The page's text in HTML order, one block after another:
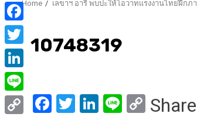
Home เลขาฯ อารี พบปะให้โอวาทแรงงานไทยฝึก
10748319
Facebook
Twitter
LinkedIn
LineCopy
Share
Facebook
Twitter
LinkedIn
Line